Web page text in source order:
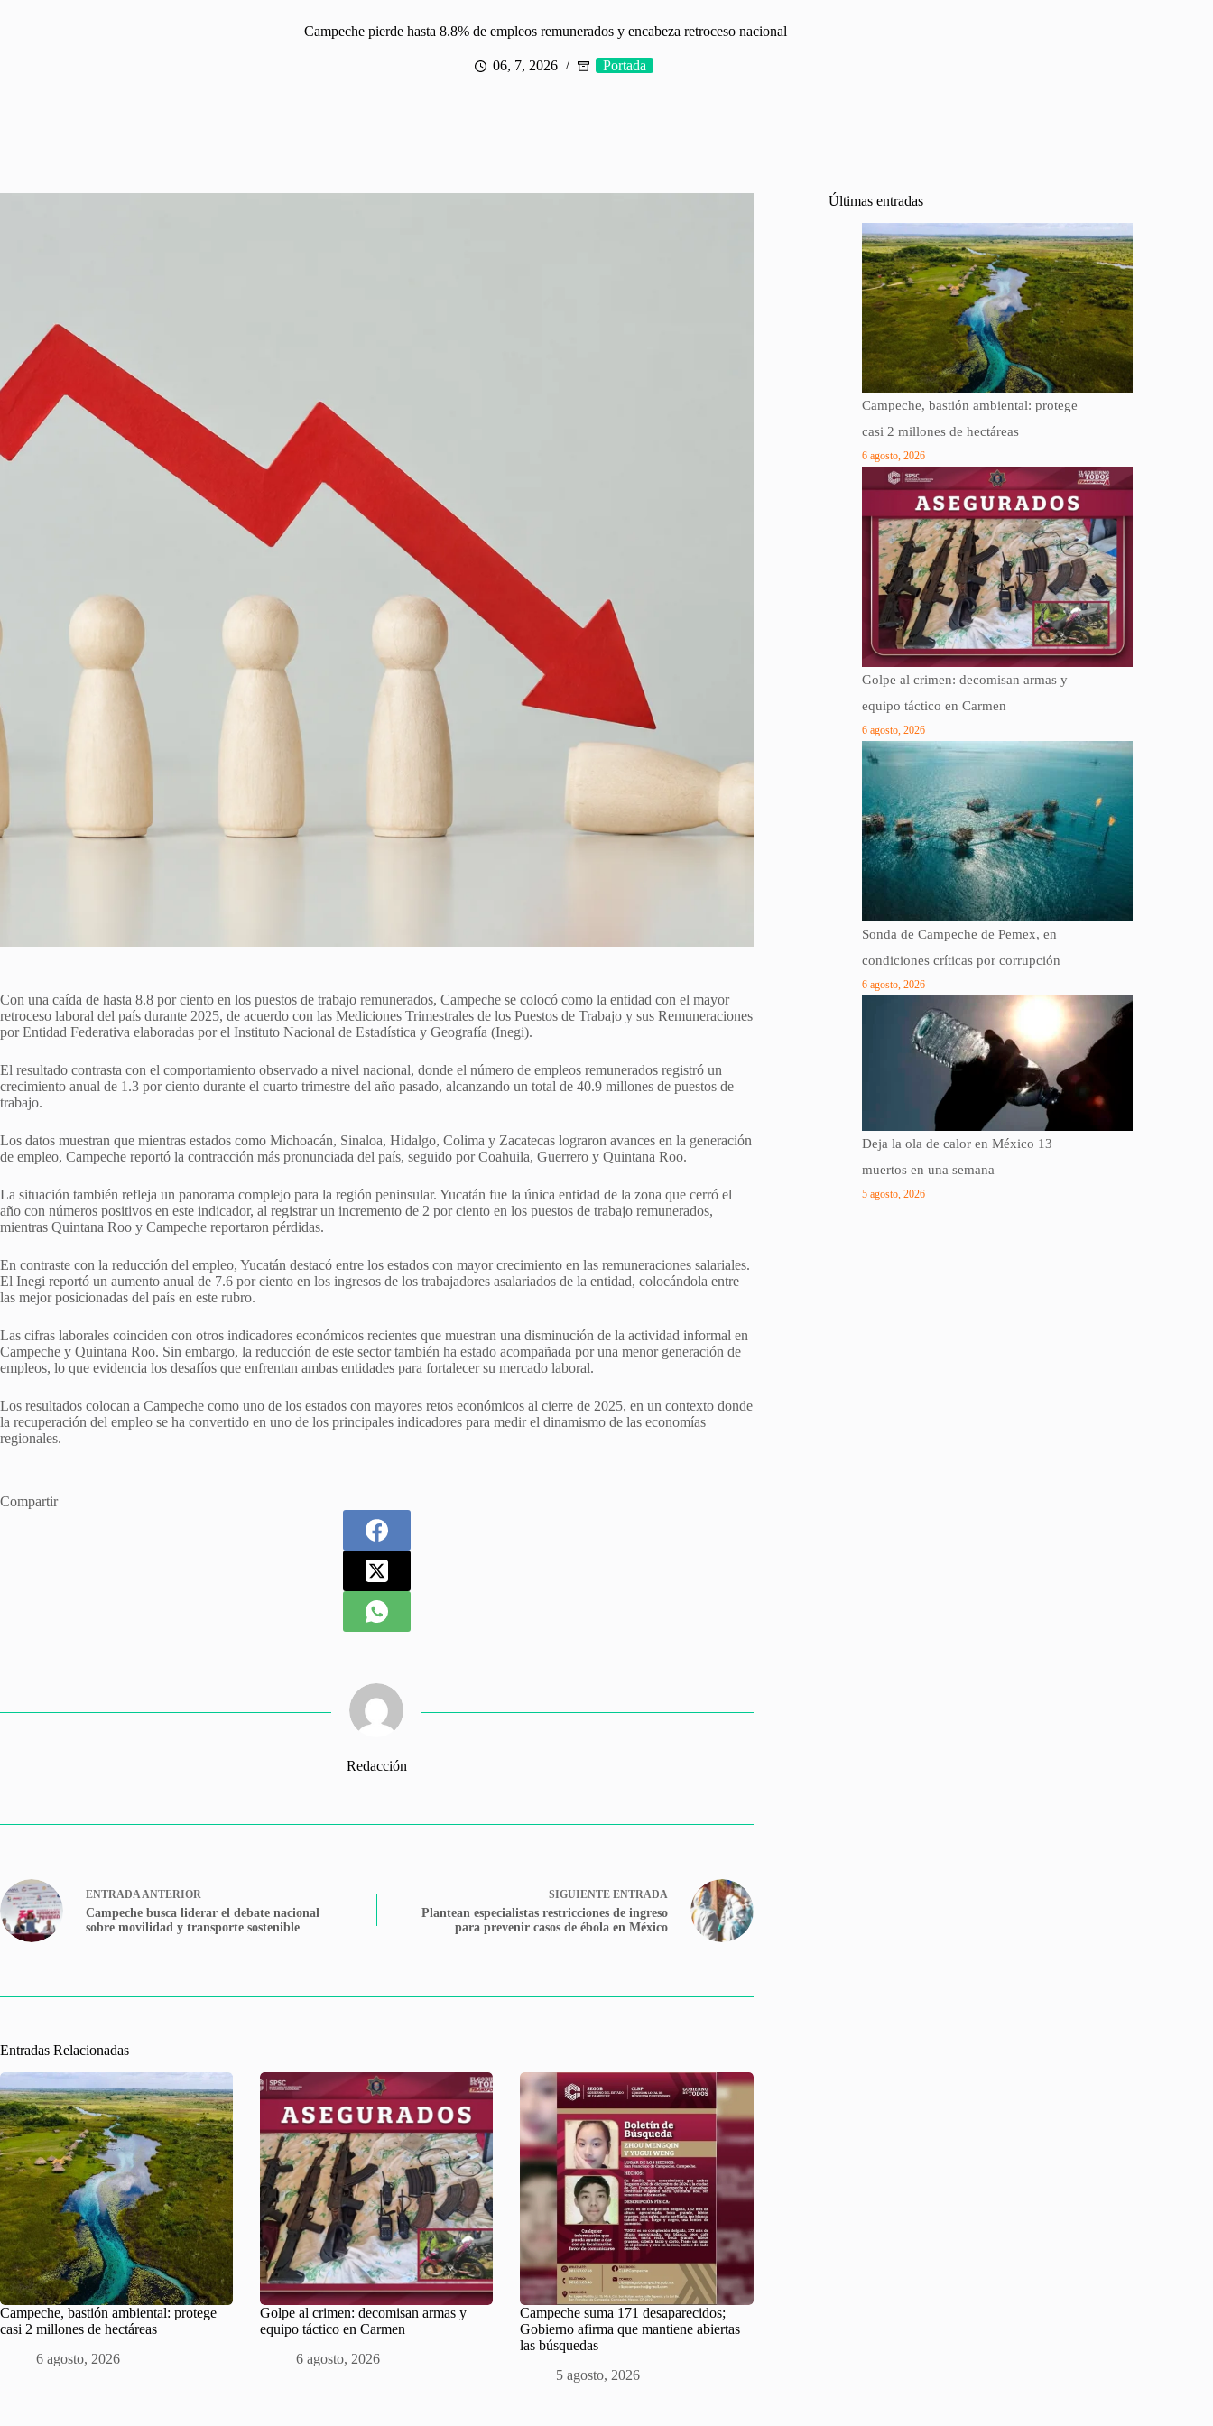
Campeche pierde hasta 8.8% de empleos remunerados y encabeza retroceso nacional
06, 7, 2026 Portada
Con una caída de hasta 8.8 por ciento en los puestos de trabajo remunerados, Campeche se colocó como la entidad con el mayor
retroceso laboral del país durante 2025, de acuerdo con las Mediciones Trimestrales de los Puestos de Trabajo y sus Remuneraciones
por Entidad Federativa elaboradas por el Instituto Nacional de Estadística y Geografía (Inegi).
El resultado contrasta con el comportamiento observado a nivel nacional, donde el número de empleos remunerados registró un
crecimiento anual de 1.3 por ciento durante el cuarto trimestre del año pasado, alcanzando un total de 40.9 millones de puestos de
trabajo.
Los datos muestran que mientras estados como Michoacán, Sinaloa, Hidalgo, Colima y Zacatecas lograron avances en la generación
de empleo, Campeche reportó la contracción más pronunciada del país, seguido por Coahuila, Guerrero y Quintana Roo.
La situación también refleja un panorama complejo para la región peninsular. Yucatán fue la única entidad de la zona que cerró el
año con números positivos en este indicador, al registrar un incremento de 2 por ciento en los puestos de trabajo remunerados,
mientras Quintana Roo y Campeche reportaron pérdidas.
En contraste con la reducción del empleo, Yucatán destacó entre los estados con mayor crecimiento en las remuneraciones salariales.
El Inegi reportó un aumento anual de 7.6 por ciento en los ingresos de los trabajadores asalariados de la entidad, colocándola entre
las mejor posicionadas del país en este rubro.
Las cifras laborales coinciden con otros indicadores económicos recientes que muestran una disminución de la actividad informal en
Campeche y Quintana Roo. Sin embargo, la reducción de este sector también ha estado acompañada por una menor generación de
empleos, lo que evidencia los desafíos que enfrentan ambas entidades para fortalecer su mercado laboral.
Los resultados colocan a Campeche como uno de los estados con mayores retos económicos al cierre de 2025, en un contexto donde
la recuperación del empleo se ha convertido en uno de los principales indicadores para medir el dinamismo de las economías
regionales.
Compartir
Redacción
ENTRADAANTERIOR
Campeche busca liderar el debate nacional
sobre movilidad y transporte sostenible
SIGUIENTE ENTRADA
Plantean especialistas restricciones de ingreso
para prevenir casos de ébola en México
Entradas Relacionadas
Campeche, bastión ambiental: protege
casi 2 millones de hectáreas
6 agosto, 2026
Golpe al crimen: decomisan armas y
equipo táctico en Carmen
6 agosto, 2026
Campeche suma 171 desaparecidos;
Gobierno afirma que mantiene abiertas
las búsquedas
5 agosto, 2026
Últimas entradas
Campeche, bastión ambiental: protege
casi 2 millones de hectáreas
6 agosto, 2026
Golpe al crimen: decomisan armas y
equipo táctico en Carmen
6 agosto, 2026
Sonda de Campeche de Pemex, en
condiciones críticas por corrupción
6 agosto, 2026
Deja la ola de calor en México 13
muertos en una semana
5 agosto, 2026